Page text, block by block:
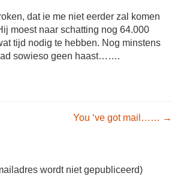
dat ie me niet eerder zal komen
moest naar schatting nog 64.000
tijd nodig te hebben. Nog minstens
sowieso geen haast…….
You ‘ve got mail…… →
wordt niet gepubliceerd)